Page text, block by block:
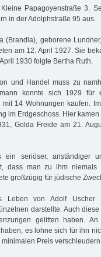
Papagoyenstraße 3.
in der Adolphstraße 95 aus.
(Brandla), geborene
am 12. April 1927. Sie
1930 folgte Bertha Ruth.
und Handel muss zu
konnte sich 1929 für
14 Wohnungen kaufen.
im Erdgeschoss. Hier
Golda Freide am 21.
ein seriöser, anständiger
dass man zu ihm niemals
großzügig für jüdische
von Adolf Uscher
darstellte. Auch
gelitten haben.
es lohne sich für ihn
Preis